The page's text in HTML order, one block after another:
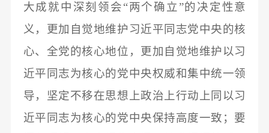
大成就中深刻领会“两个确立”的决定性意
义，更加自觉地维护习近平同志党中央的核
心、全党的核心地位，更加自觉地维护以习
近平同志为核心的党中央权威和集中统一领
导，坚定不移在思想上政治上行动上同以习
近平同志为核心的党中央保持高度一致；要